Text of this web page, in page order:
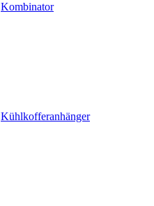
Kombinator
Kühlkofferanhänger